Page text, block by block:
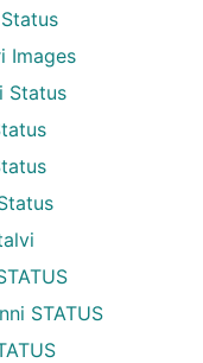
Images
Status
STATUS